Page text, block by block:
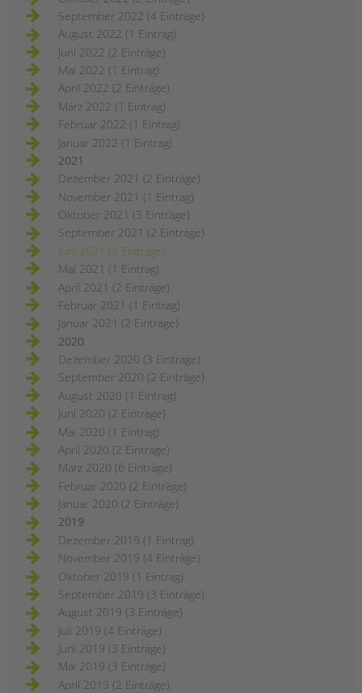
September 2022 (4 Einträge)
August 2022 (1 Eintrag)
Juni 2022 (2 Einträge)
Mai 2022 (1 Eintrag)
April 2022 (2 Einträge)
März 2022 (1 Eintrag)
Februar 2022 (1 Eintrag)
Januar 2022 (1 Eintrag)
2021
Dezember 2021 (2 Einträge)
November 2021 (1 Eintrag)
Oktober 2021 (3 Einträge)
September 2021 (2 Einträge)
Juni 2021 (2 Einträge)
Mai 2021 (1 Eintrag)
April 2021 (2 Einträge)
Februar 2021 (1 Eintrag)
Januar 2021 (2 Einträge)
2020
Dezember 2020 (3 Einträge)
September 2020 (2 Einträge)
August 2020 (1 Eintrag)
Juni 2020 (2 Einträge)
Mai 2020 (1 Eintrag)
April 2020 (2 Einträge)
März 2020 (6 Einträge)
Februar 2020 (2 Einträge)
Januar 2020 (2 Einträge)
2019
Dezember 2019 (1 Eintrag)
November 2019 (4 Einträge)
Oktober 2019 (1 Eintrag)
September 2019 (3 Einträge)
August 2019 (3 Einträge)
Juli 2019 (4 Einträge)
Juni 2019 (3 Einträge)
Mai 2019 (3 Einträge)
April 2019 (2 Einträge)